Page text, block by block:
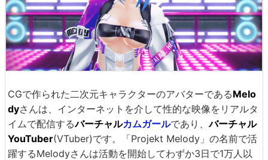
CGで作られた二次元キャラクターのアバターであるMelo
dyさんは、インターネットを介して性的な映像をリアルタ
イムで配信するバーチャルカムガールであり、バーチャル
YouTuber(VTuber)です。「Projekt Melody」の名前で活
躍するMelodyさんは活動を開始してわずか3日で1万人以